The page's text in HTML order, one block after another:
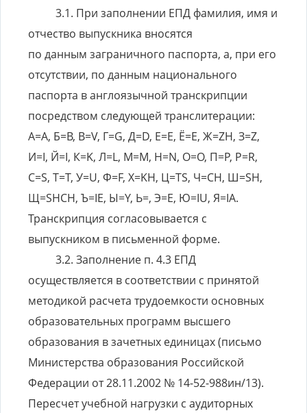
При заполнении ЕПД фамилия, имя и
отчество выпускника вносятся
по данным заграничного паспорта, а, при его
отсутствии, по данным национального
паспорта в англоязычной транскрипции
посредством следующей транслитерации:
А=А, Б=В, В=V, Г=G, Д=D, Е=Е, Ё=E, Ж=ZH, З=Z,
И=I, Й=I, К=K, Л=L, М=M, Н=N, О=O, П=P, Р=R,
С=S, Т=T, У=U, Ф=F, Х=KH, Ц=TS, Ч=CH, Ш=SH,
Щ=SHCH, Ъ=IE, Ы=Y, Ь=, Э=E, Ю=IU, Я=IA.
Транскрипция согласовывается с
выпускником в письменной форме.
Заполнение п. 4.3 ЕПД
осуществляется в соответствии с принятой
методикой расчета трудоемкости основных
образовательных программ высшего
образования в зачетных единицах (письмо
Министерства образования Российской
Федерации от 28.11.2002 № 14-52-988ин/13).
Пересчет учебной нагрузки с аудиторных